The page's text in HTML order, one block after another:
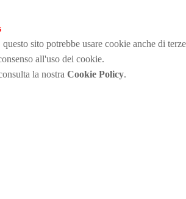
sito potrebbe usare cookie anche di
all'uso dei cookie.
la nostra Cookie Policy.